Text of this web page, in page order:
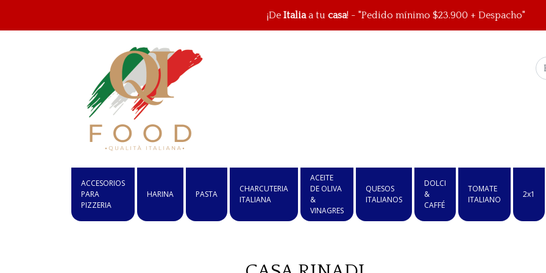
¡De Italiaa tu casa! - "Pedido mínimo $23.900 + Despacho"
ACCESORIOS
PARA
PIZZERIA
HARINA PASTA
CHARCUTERIA
ITALIANA
ACEITE
DE OLIVA
&
VINAGRES
QUESOS
ITALIANOS
DOLCI
&
CAFFÉ
TOMATE
ITALIANO
2x1